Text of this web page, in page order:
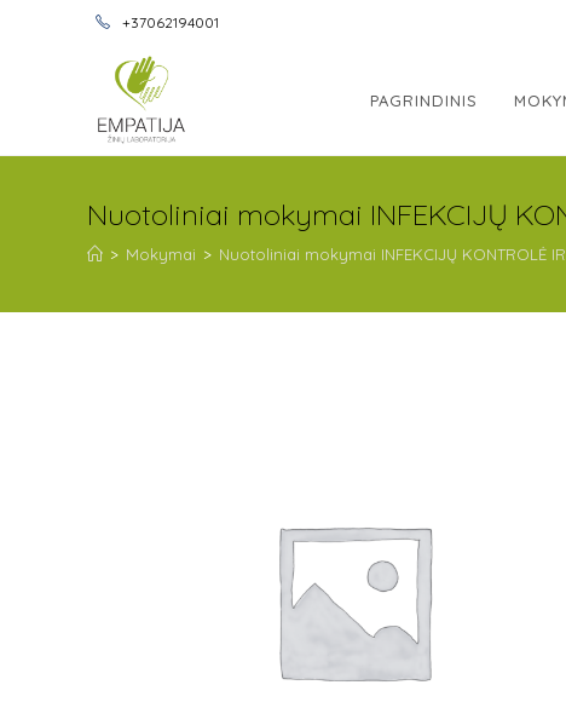
+37062194001
PAGRINDINIS
Nuotoliniai mokymai INFEKCIJŲ
> Mokymai > Nuotoliniai mokymai INFEKCIJŲ KONTROLĖ IR